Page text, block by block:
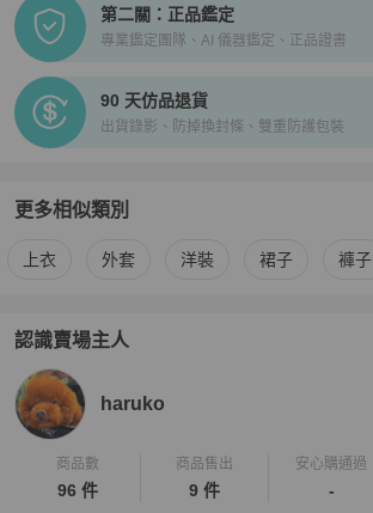
第二關：正品鑑定
專業鑑定團隊、AI 儀器鑑定、正品證書
90 天仿品退貨
出貨錄影、防掉換封條、雙重防護包裝
更多相似類別
更多 Polo Ralph Lauren女裝 相似商品推薦
上衣 外套 洋裝 裙子 褲子
認識賣場主人
PopChill 拍拍圈嚴選賣家
haruko
商品數
96 件
商品售出
9 件
安心購通過
-